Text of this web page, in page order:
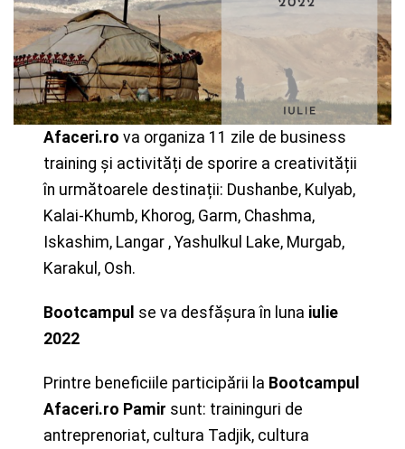
Afaceri.ro va organiza 11 zile de business
training și activități de sporire a creativității
în următoarele destinații: Dushanbe, Kulyab,
Kalai-Khumb, Khorog, Garm, Chashma,
Iskashim, Langar , Yashulkul Lake, Murgab,
Karakul, Osh.
Bootcampul se va desfășura în luna iulie
2022
Printre beneficiile participării la Bootcampul
Afaceri.ro Pamir sunt: traininguri de
antreprenoriat, cultura Tadjik, cultura